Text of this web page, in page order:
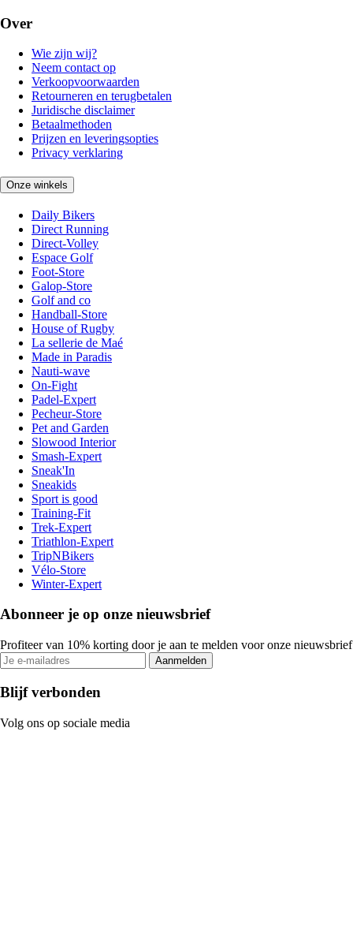
Over
Wie zijn wij?
Neem contact op
Verkoopvoorwaarden
Retourneren en terugbetalen
Juridische disclaimer
Betaalmethoden
Prijzen en leveringsopties
Privacy verklaring
Onze winkels
Daily Bikers
Direct Running
Direct-Volley
Espace Golf
Foot-Store
Galop-Store
Golf and co
Handball-Store
House of Rugby
La sellerie de Maé
Made in Paradis
Nauti-wave
On-Fight
Padel-Expert
Pecheur-Store
Pet and Garden
Slowood Interior
Smash-Expert
Sneak'In
Sneakids
Sport is good
Training-Fit
Trek-Expert
Triathlon-Expert
TripNBikers
Vélo-Store
Winter-Expert
Abonneer je op onze nieuwsbrief
Profiteer van 10% korting door je aan te melden voor onze nieuwsbrief
Aanmelden
Blijf verbonden
Volg ons op sociale media